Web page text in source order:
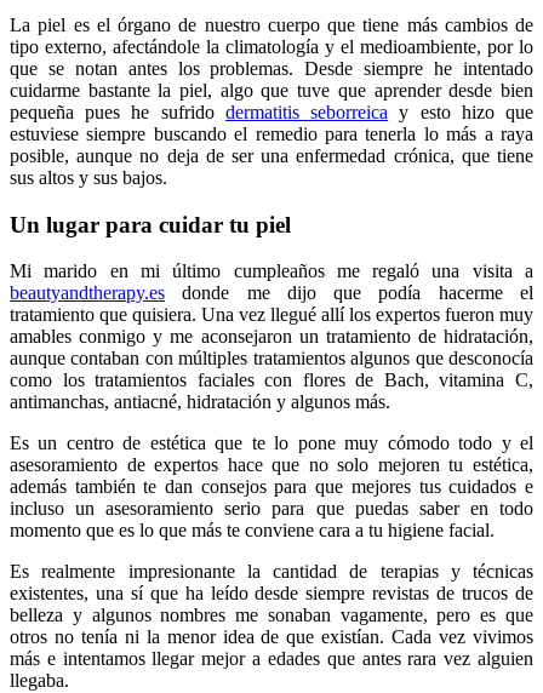
La piel es el órgano de nuestro cuerpo que tiene más cambios de
tipo externo, afectándole la climatología y el medioambiente, por lo
que se notan antes los problemas. Desde siempre he intentado
cuidarme bastante la piel, algo que tuve que aprender desde bien
pequeña pues he sufrido dermatitis seborreica y esto hizo que
estuviese siempre buscando el remedio para tenerla lo más a raya
posible, aunque no deja de ser una enfermedad crónica, que tiene
sus altos y sus bajos.
Un lugar para cuidar tu piel
Mi marido en mi último cumpleaños me regaló una visita a
beautyandtherapy.es donde me dijo que podía hacerme el
tratamiento que quisiera. Una vez llegué allí los expertos fueron muy
amables conmigo y me aconsejaron un tratamiento de hidratación,
aunque contaban con múltiples tratamientos algunos que desconocía
como los tratamientos faciales con flores de Bach, vitamina C,
antimanchas, antiacné, hidratación y algunos más.
Es un centro de estética que te lo pone muy cómodo todo y el
asesoramiento de expertos hace que no solo mejoren tu estética,
además también te dan consejos para que mejores tus cuidados e
incluso un asesoramiento serio para que puedas saber en todo
momento que es lo que más te conviene cara a tu higiene facial.
Es realmente impresionante la cantidad de terapias y técnicas
existentes, una sí que ha leído desde siempre revistas de trucos de
belleza y algunos nombres me sonaban vagamente, pero es que
otros no tenía ni la menor idea de que existían. Cada vez vivimos
más e intentamos llegar mejor a edades que antes rara vez alguien
llegaba.